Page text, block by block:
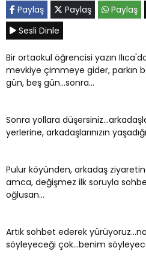
Paylaş Paylaş Paylaş
Sesli Dinle
Bir ortaokul öğrencisi yazın
mevkiye çimmeye gider, parkın
gün, beş gün...sonra...
Sonra yollara
yerlerine, arkadaşlarınızın
Pulur köyünden, arkadaş
amca, değişmez ilk soruyla
oğlusan...
Artık sohbet ederek
söyleyeceği çok...benim